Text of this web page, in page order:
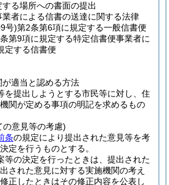
る場所への書面の提出
者による信書の送達に関する法律
号)第2条第6項に規定する一般信書便
第9項に規定する特定信書便事業者に
定する信書便
適当と認める方法
を提出しようとする市民等に対し、住
関が定める事項の明記を求めるもの
意見等の考慮)
条の規定により提出された意見等を考
定を行うものとする。
等の決定を行ったときは、提出された
された意見に対する実施機関の考え
正したときはその修正内容を公表し